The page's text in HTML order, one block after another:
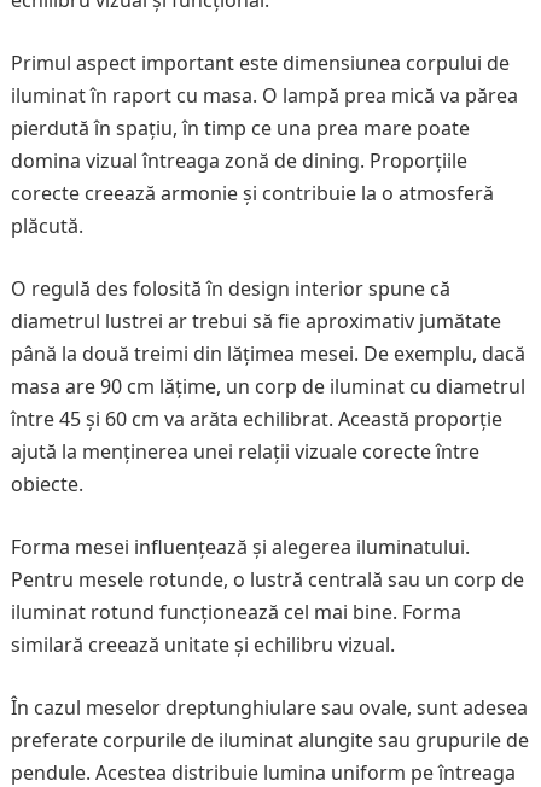
Primul aspect important este dimensiunea corpului de
iluminat în raport cu masa. O lampă prea mică va părea
pierdută în spațiu, în timp ce una prea mare poate
domina vizual întreaga zonă de dining. Proporțiile
corecte creează armonie și contribuie la o atmosferă
plăcută.
O regulă des folosită în design interior spune că
diametrul lustrei ar trebui să fie aproximativ jumătate
până la două treimi din lățimea mesei. De exemplu, dacă
masa are 90 cm lățime, un corp de iluminat cu diametrul
între 45 și 60 cm va arăta echilibrat. Această proporție
ajută la menținerea unei relații vizuale corecte între
obiecte.
Forma mesei influențează și alegerea iluminatului.
Pentru mesele rotunde, o lustră centrală sau un corp de
iluminat rotund funcționează cel mai bine. Forma
similară creează unitate și echilibru vizual.
În cazul meselor dreptunghiulare sau ovale, sunt adesea
preferate corpurile de iluminat alungite sau grupurile de
pendule. Acestea distribuie lumina uniform pe întreaga